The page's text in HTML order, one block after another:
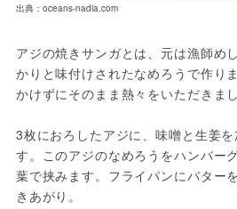
出典：oceans-nadia.com
アジの焼きサンガとは、元は漁師め
かりと味付けされたなめろうで作り
かけずにそのまま熱々をいただきまし
3枚におろしたアジに、味噌と生姜
す。このアジのなめろうをハンバー
葉で挟みます。フライパンにバター
きあがり。